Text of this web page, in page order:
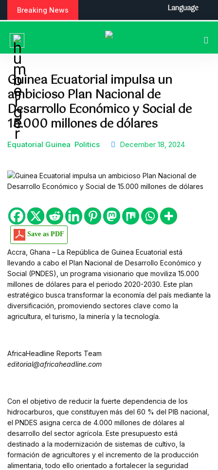
Breaking News
Guinea Ecuatorial impulsa un
ambicioso Plan Nacional de
Desarrollo Económico y Social de
15.000 millones de dólares
Equatorial Guinea Politics December 18, 2024
Save as PDF
Accra, Ghana – La República de Guinea Ecuatorial está
llevando a cabo el Plan Nacional de Desarrollo Económico y
Social (PNDES), un programa visionario que moviliza 15.000
millones de dólares para el periodo 2020-2030. Este plan
estratégico busca transformar la economía del país mediante la
diversificación, promoviendo sectores clave como la
agricultura, el turismo, la minería y la tecnología.
AfricaHeadline Reports Team
editorial@africaheadline.com
Con el objetivo de reducir la fuerte dependencia de los
hidrocarburos, que constituyen más del 60 % del PIB nacional,
el PNDES asigna cerca de 4.000 millones de dólares al
desarrollo del sector agrícola. Este presupuesto está
destinado a la modernización de sistemas de cultivo, la
formación de agricultores y el incremento de la producción
alimentaria, todo ello orientado a fortalecer la seguridad
Language